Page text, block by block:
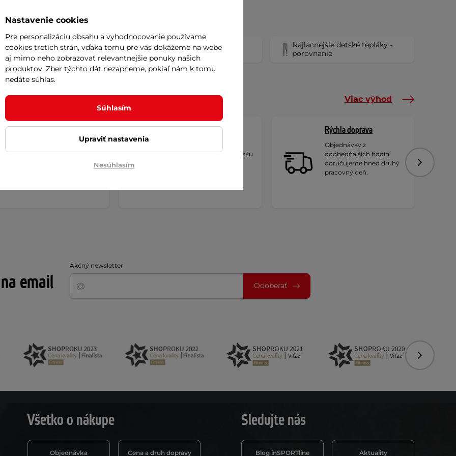
detské tepláky -
Najlacnejšie detské tepláky
Najlacnejšie detské tepláky -
porovnanie
Viac výhod
Predĺžená záruka 10
Kvalita výrobkov
používateľov na Slovensku
Rýchla doprava
Objednávky z
doobedňajších hodín
doručujeme hneď druhý
pracovný deň.
email
Akčný newsletter
Odoberať
Všetko o nákupe
Objednávka Cena a druh dopravy
Sledujte nás
Blog inSPORTline Aktuality
Nastavenie cookies
Pre personalizáciu obsahu a vyhodnocovanie používame
cookies tretích strán, vďaka tomu pre vás dokážeme na webe
aj mimo neho zobrazovať relevantnejšie ponuky našich
produktov. Zber týchto dát nezapneme, pokiaľ nám k tomu
nedáte súhlas.
Súhlasím
Upraviť nastavenia
Nesúhlasím